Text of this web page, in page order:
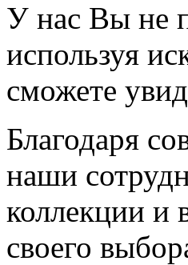
У нас Вы не
используя
сможете
Благодаря
наши
коллекции и
своего